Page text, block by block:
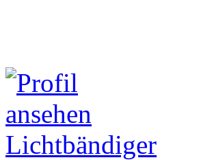
Lichtbändiger